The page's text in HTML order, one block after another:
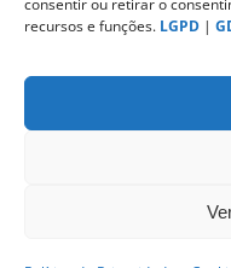
consentir ou retirar o
recursos e funções. LGPD |